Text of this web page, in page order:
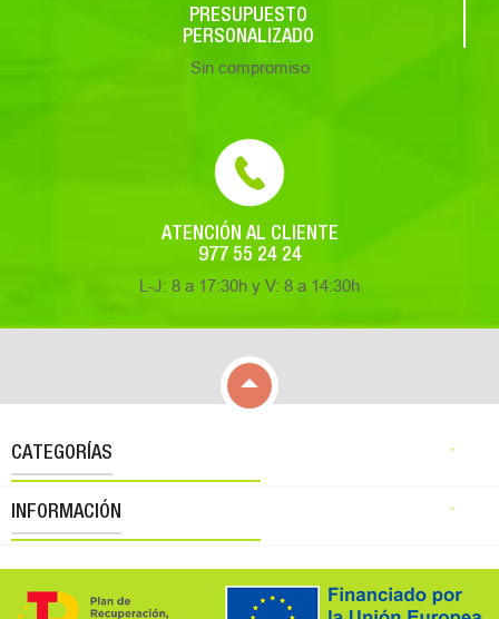
PRESUPUESTO
PERSONALIZADO
Sin compromiso
ATENCIÓN AL CLIENTE
977 55 24 24
L-J: 8 a 17:30h y V: 8 a 14:30h

CATEGORÍAS 
INFORMACIÓN 